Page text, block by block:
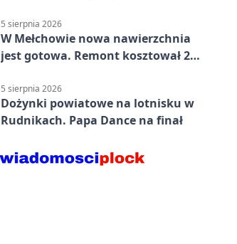
5 sierpnia 2026
W Mełchowie nowa nawierzchnia
jest gotowa. Remont kosztował 222
5 sierpnia 2026
Dożynki powiatowe na lotnisku w
Rudnikach. Papa Dance na finał